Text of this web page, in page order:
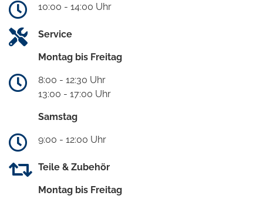
10:00 - 14:00 Uhr
Service
Montag bis Freitag
8:00 - 12:30 Uhr
13:00 - 17:00 Uhr
Samstag
9:00 - 12:00 Uhr
Teile & Zubehör
Montag bis Freitag